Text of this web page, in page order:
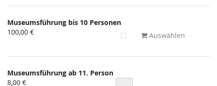
Museumsführung bis 10 Personen
100,00 €
Auswählen
Museumsführung ab 11. Person
8,00 €